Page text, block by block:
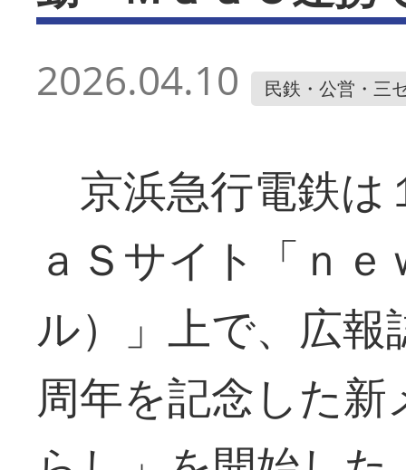
2026.04.10 民鉄・公営・三
京浜急行電鉄は
ａＳサイト「ｎ
ル）」上で、広
周年を記念した